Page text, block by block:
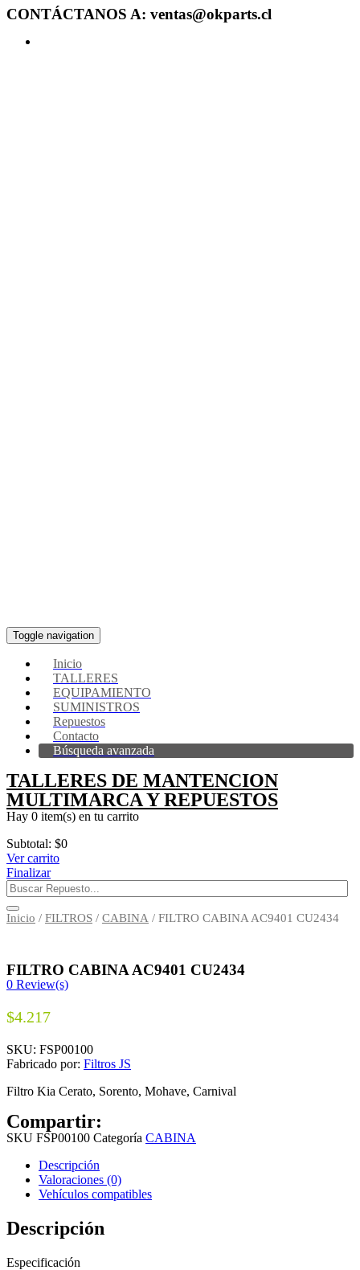
CONTÁCTANOS A: ventas@okparts.cl
Toggle navigation
Inicio
TALLERES
EQUIPAMIENTO
SUMINISTROS
Repuestos
Contacto
Búsqueda avanzada
TALLERES DE MANTENCION
MULTIMARCA Y REPUESTOS
Hay 0 item(s) en tu carrito
Subtotal: $0
Ver carrito
Finalizar
Inicio / FILTROS / CABINA / FILTRO CABINA AC9401 CU2434
FILTRO CABINA AC9401 CU2434
0 Review(s)
$4.217
SKU: FSP00100
Fabricado por: Filtros JS
Filtro Kia Cerato, Sorento, Mohave, Carnival
Compartir:
SKU FSP00100 Categoría CABINA
Descripción
Valoraciones (0)
Vehículos compatibles
Descripción
Especificación